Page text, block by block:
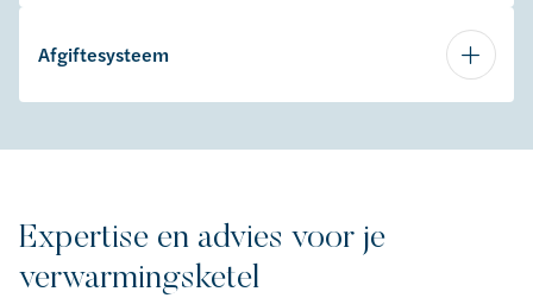
Afgiftesysteem
Expertise en advies voor je
verwarmingsketel